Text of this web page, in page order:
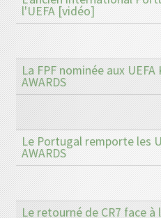
l'UEFA [vidéo]
La FPF nominée aux UEFA
AWARDS
Le Portugal remporte les
AWARDS
Le retourné de CR7 face à